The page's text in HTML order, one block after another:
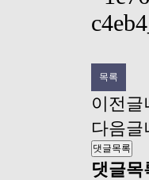
목록
이전글
다음글
댓글목록
댓글목